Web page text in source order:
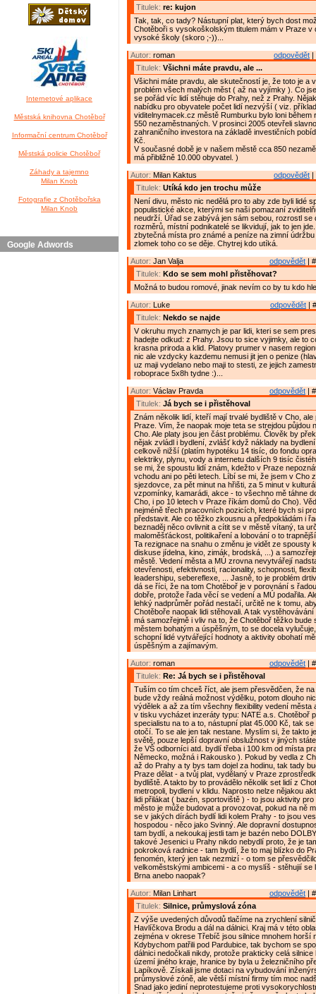
Internetové aplikace
Městská knihovna Chotěboř
Informační centrum Chotěboř
Městská policie Chotěboř
Záhady a tajemno
Milan Knob
Fotografie z Chotěbořska
Milan Knob
Google Adwords
Titulek: re: kujon
Tak, tak, co tady? Nástupní plat, který bych dost
Chotěboři s vysokoškolským titulem mám v Praze v
vysoké školy (skoro ;-))...
odpovědět |
Autor: roman
Titulek: Všichni máte pravdu, ale ...
Všichni máte pravdu, ale skutečností je, že toto je a
problém všech malých měst ( až na vyjímky ). Co
se pořád víc lidí stěhuje do Prahy, než z Prahy.
nabídku pro obyvatele počet lidí nezvýší ( viz.
viditelnymacek.cz městě Rumburku bylo loni během
550 nezaměstnaných. V prosinci 2005 otevřeli
zahraničního investora na základě investičních
Kč.
V současné době je v našem městě cca 850
má přibližně 10.000 obyvatel. )
odpovědět |
Autor: Milan Kaktus
Titulek: Utíká kdo jen trochu může
Není divu, město nic nedělá pro to aby zde byli lidé
populistické akce, kterými se naši pomazaní
neudrží. Úřad se zabývá jen sám sebou, rozrostl se
rozměrů, místní podnikatelé se likvidují, jak to jen
zbytečná místa pro známé a peníze na zimní údržbu
zlomek toho co se děje. Chytrej kdo utíká.
odpovědět |
Autor: Jan Valja
Titulek: Kdo se sem mohl přistěhovat?
Možná to budou romové, jinak nevím co by tu kdo
odpovědět |
Autor: Luke
Titulek: Nekdo se najde
V okruhu mych znamych je par lidi, kteri se sem
hadejte odkud: z Prahy. Jsou to sice vyjimky, ale to
krasna priroda a klid. Platovy prumer v nasem
nic ale vzdycky kazdemu nemusi jit jen o penize
uz maji vydelano nebo maji to stesti, ze jejich
roboprace 5x8h tydne :)...
odpovědět |
Autor: Václav Pravda
Titulek: Já bych se i přistěhoval
Znám několik lidí, kteří mají trvalé bydliště v Cho,
Praze. Vím, že naopak moje teta se strejdou půjdou
Cho. Ale platy jsou jen část problému. Člověk by
nějak zvládl i bydlení, zvlášť když náklady na
celkově nižší (platím hypotéku 14 tisíc, do fondu
elektriky, plynu, vody a internetu dalších 9 tisíc
se mi, že spoustu lidí znám, kdežto v Praze
vchodu ani po pěti letech. Líbí se mi, že jsem v Cho
sjezdovce, za pět minut na hřišti, za 5 minut v
vzpomínky, kamarádi, akce - to všechno mě táhne
Cho, i po 10 letech v Praze říkám domů do Cho).
nejméně třech pracovních pozicích, které bych si
představit. Ale co těžko zkousnu a předpokládám i
beznaděj něco ovlivnit a cítit se v městě vítaný, ta
maloměšťáckost, politikaření a lobování o to
Ta rezignace na snahu o změnu je vidět ze spousty
diskuse jídelna, kino, zimák, brodská, ...) a
městě. Vedení města a MÚ zrovna nevytvářejí
otevřenosti, efektivnosti, racionality, schopnosti,
leadershipu, sebereflexe, ... Jasně, to je problém
dá se říci, že na tom Chotěboř je v porovnání s
dobře, protože řada věcí se vedení a MÚ podařila.
lehký nadprůměr pořád nestačí, určitě ne k tomu,
Chotěboře naopak lidi stěhovali. A tak vystěhovávání
má samozřejmě i vliv na to, že Chotěboř těžko bude
městem bohatým a úspěšným, to se docela
schopní lidé vytvářející hodnoty a aktivity obohatí
úspěšným a zajímavým.
odpovědět |
Autor: roman
Titulek: Re: Já bych se i přistěhoval
Tuším co tím chceš říct, ale jsem přesvědčen, že
bude vždy reálná možnost výdělku, potom dlouho
výdělek a až za tím všechny flexibility vedení města
v tisku vycházet inzeráty typu: NATE a.s. Chotěboř
specialistu na to a to, nástupní plat 45.000 Kč, tak
otočí. To se ale jen tak nestane. Myslím si, že takto
světě, pouze lepší dopravní obslužnost v jiných
že VŠ odborníci atd. bydlí třeba i 100 km od místa
Německo, možná i Rakousko ). Pokud by vedla z
až do Prahy a ty bys tam dojel za hodinu, tak tady
Praze dělat - a tvůj plat, vydělaný v Praze
bydliště. A takto by to provádělo několik set lidí z
metropoli, bydlení v klidu. Naprosto nelze nějakou
lidi přilákat ( bazén, sportoviště ) - to jsou aktivity
město je může budovat a provozovat, pokud na ně
se v jakých dírách bydlí lidi kolem Prahy - to jsou
hospodou - něco jako Svinný. Ale dopravní
tam bydlí, a nekoukaj jestli tam je bazén nebo
takové Jesenici u Prahy nikdo nebydlí proto, že je
pokroková radnice - tam bydlí, že to maj blízko do
fenomén, který jen tak nezmizí - o tom se
velkoměstskými ambicemi - a co myslíš - stěhujií se
Brna anebo naopak?
odpovědět |
Autor: Milan Linhart
Titulek: Silnice, průmyslová zóna
Z výše uvedených důvodů tlačíme na zrychlení
Havlíčkova Brodu a dál na dálnici. Kraj má v této
zejména v okrese Třebíč jsou silnice mnohem horší
Kdybychom patřili pod Pardubice, tak bychom se
dálnici nedočkali nikdy, protože prakticky celá silnice
území jiného kraje, hranice by byla u železničního
Lapíkově. Získali jsme dotaci na vybudování
průmyslové zóně, ale větší místní firmy tím moc
Snad jako jediní neprotestujeme proti